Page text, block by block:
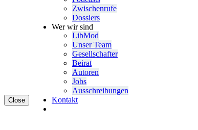
Close
Zwischenrufe
Dossiers
Wer wir sind
LibMod
Unser Team
Gesell­schafter
Beirat
Autoren
Jobs
Ausschrei­bungen
Kontakt